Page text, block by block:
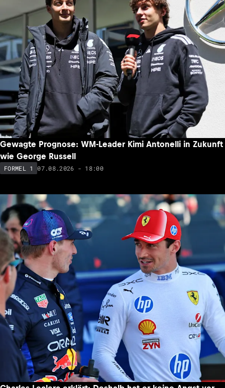
Gewagte Prognose: WM-Leader Kimi Antonelli in Zukunft
wie George Russell
FORMEL 1 07.08.2026 - 18:00